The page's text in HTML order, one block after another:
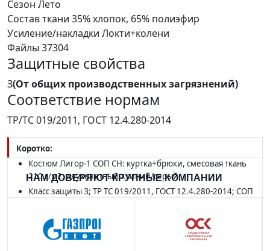
Сезон Лето
Состав ткани 35% хлопок, 65% полиэфир
Усиление/накладки Локти+колени
Файлы 37304
Защитные свойства
З(От общих производственных загрязнений)
Соответствие нормам
ТР/ТС 019/2011, ГОСТ 12.4.280-2014
Коротко:
Костюм Лигор-1 СОП CH: куртка+брюки, смесовая ткань
210 г/м2, двухцветный т.синий/серый
Класс защиты З; ТР ТС 019/2011, ГОСТ 12.4.280-2014; СОП
Усиленные локти и колени; съёмная бирка; сезон — лето
В наличии в SIZMAG (Москва), отгрузка в день заказа
НАМ ДОВЕРЯЮТ КРУПНЫЕ КОМПАНИИ